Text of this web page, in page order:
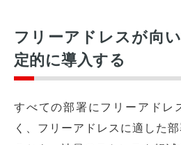
フリーアドレスが向
定的に導入する
すべての部署にフリーアドレ
く、フリーアドレスに適した